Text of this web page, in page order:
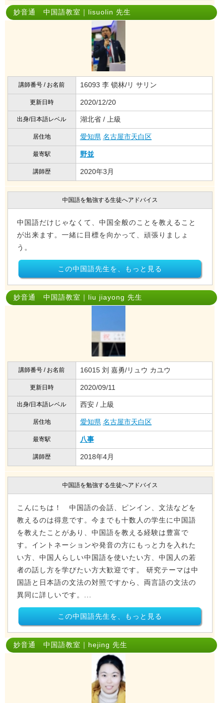
妙音通 中国語教室｜lisuolin 先生
講師番号 / お名前 16093 李 锁林/リ サリン
更新日時 2020/12/20
出身/日本語レベル 湖北省 / 上級
居住地 愛知県 名古屋市天白区
最寄駅 野並
講師歴 2020年3月
中国語を勉強する生徒へアドバイス
中国語だけじゃなくて、中国全般のことを教えること
が出来ます。一緒に目標を向かって、頑張りましょ
う。
この中国語先生を、もっと見る
妙音通 中国語教室｜liu jiayong 先生
講師番号 / お名前 16015 刘 嘉勇/リュウ カユウ
更新日時 2020/09/11
出身/日本語レベル 西安 / 上級
居住地 愛知県 名古屋市天白区
最寄駅 八事
講師歴 2018年4月
中国語を勉強する生徒へアドバイス
こんにちは！ 中国語の会話、ピンイン、文法などを
教えるのは得意です。今までも十数人の学生に中国語
を教えたことがあり、中国語を教える経験は豊富で
す。イントネーションや発音の方にもっと力を入れた
い方、中国人らしい中国語を使いたい方、中国人の若
者の話し方を学びたい方大歓迎です。 研究テーマは中
国語と日本語の文法の対照ですから、両言語の文法の
異同に詳しいです。...
この中国語先生を、もっと見る
妙音通 中国語教室｜hejing 先生